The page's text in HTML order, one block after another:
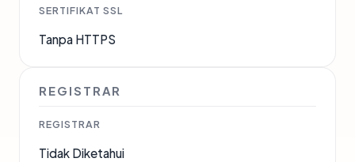
SERTIFIKAT SSL
Tanpa HTTPS
REGISTRAR
REGISTRAR
Tidak Diketahui